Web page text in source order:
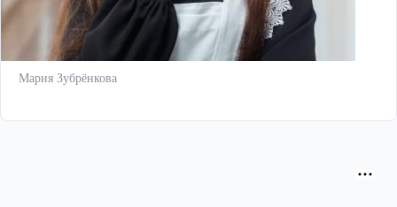
Мария Зубрёнкова